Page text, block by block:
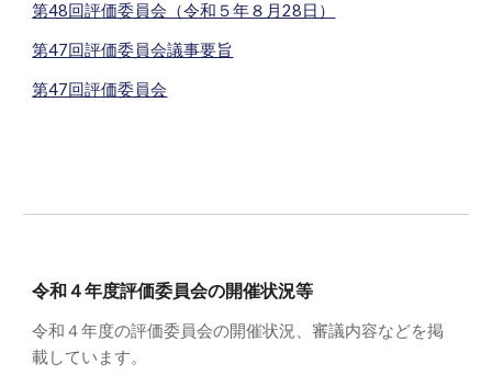
第48回評価委員会（令和５年８月28日）
第47回評価委員会議事要旨
第47回評価委員会
令和４年度評価委員会の開催状況等
令和 ４年度の評価委員会の開催状況、審議内容などを掲
載しています。